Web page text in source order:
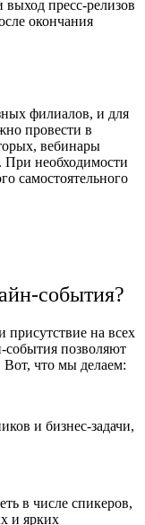
пресс-релизов
окончания
филиалов, и для
провести в
вебинары
При необходимости
самостоятельного
события?
присутствие на всех
события позволяют
Вот, что мы делаем:
и бизнес-задачи,
в числе спикеров,
и ярких